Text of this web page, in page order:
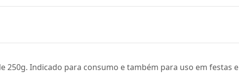
Indicado para consumo e também para uso em festas e